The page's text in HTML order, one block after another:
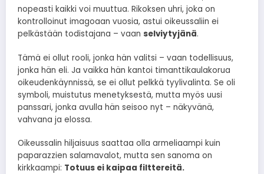
nopeasti kaikki voi muuttua. Rikoksen uhri, joka on
kontrolloinut imagoaan vuosia, astui oikeussaliin ei
pelkästään todistajana – vaan selviytyjänä.
Tämä ei ollut rooli, jonka hän valitsi – vaan todellisuus,
jonka hän eli. Ja vaikka hän kantoi timanttikaulakorua
oikeudenkäynnissä, se ei ollut pelkkä tyylivalinta. Se oli
symboli, muistutus menetyksestä, mutta myös uusi
panssari, jonka avulla hän seisoo nyt – näkyvänä,
vahvana ja elossa.
Oikeussalin hiljaisuus saattaa olla armeliaampi kuin
paparazzien salamavalot, mutta sen sanoma on
kirkkaampi: Totuus ei kaipaa filttereitä.